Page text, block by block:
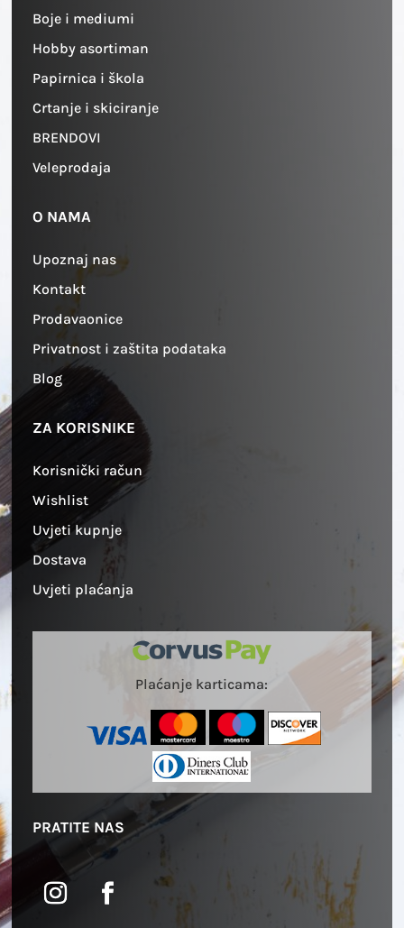
Boje i mediumi
Hobby asortiman
Papirnica i škola
Crtanje i skiciranje
BRENDOVI
Veleprodaja
O NAMA
Upoznaj nas
Kontakt
Prodavaonice
Privatnost i zaštita podataka
Blog
ZA KORISNIKE
Korisnički račun
Wishlist
Uvjeti kupnje
Dostava
Uvjeti plaćanja
Plaćanje karticama:
PRATITE NAS